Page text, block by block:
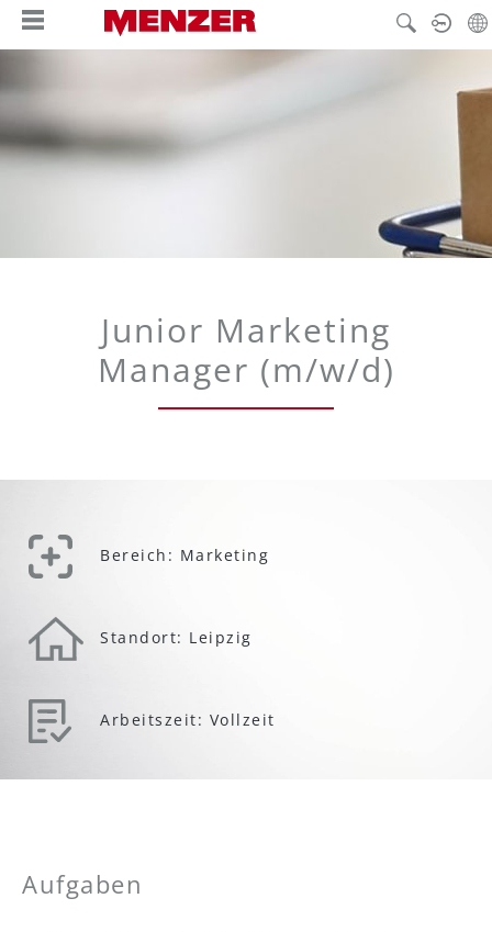
springen
Junior Marketing
Manager (m/w/d)
Bereich: Marketing
Standort: Leipzig
Arbeitszeit: Vollzeit
Aufgaben